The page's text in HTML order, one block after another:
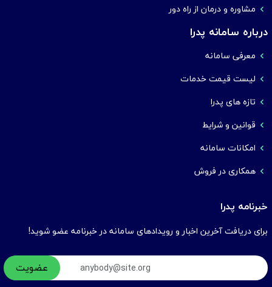
مشاوره و درمان از راه دور
درباره سامانه پدرا
معرفی سامانه
لیست قیمت خدمات
تازه های پدرا
قوانین و شرایط
امکانات سامانه
همکاری در فروش
خبرنامه پدرا
برای دریافت آخرین اخبار و رویدادهای سامانه در خبرنامه عضو شوید!